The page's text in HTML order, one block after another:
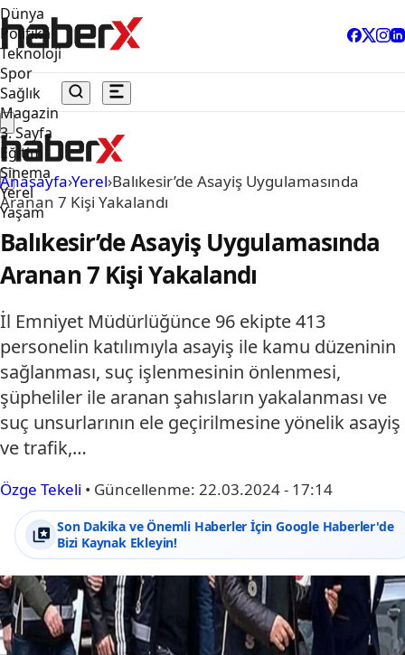
Dünya
Politika
Teknoloji
Spor
Sağlık
Magazin
3. Sayfa
Eğitim
Sinema
Yerel
Yaşam
Anasayfa›Yerel›Balıkesir’de Asayiş Uygulamasında
Aranan 7 Kişi Yakalandı
Balıkesir’de Asayiş Uygulamasında
Aranan 7 Kişi Yakalandı
İl Emniyet Müdürlüğünce 96 ekipte 413
personelin katılımıyla asayiş ile kamu düzeninin
sağlanması, suç işlenmesinin önlenmesi,
şüpheliler ile aranan şahısların yakalanması ve
suç unsurlarının ele geçirilmesine yönelik asayiş
ve trafik,…
Özge Tekeli • Güncellenme: 22.03.2024 - 17:14
Son Dakika ve Önemli Haberler İçin Google Haberler'de
Bizi Kaynak Ekleyin!